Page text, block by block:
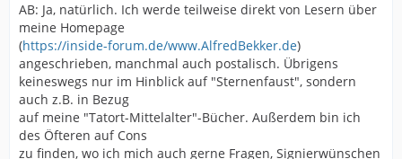
AB: Ja, natürlich. Ich werde teilweise direkt von Lesern über
meine Homepage
(https://inside-forum.de/www.AlfredBekker.de)
angeschrieben, manchmal auch postalisch. Übrigens
keineswegs nur im Hinblick auf "Sternenfaust", sondern
auch z.B. in Bezug
auf meine "Tatort-Mittelalter"-Bücher. Außerdem bin ich
des Öfteren auf Cons
zu finden, wo ich mich auch gerne Fragen, Signierwünschen